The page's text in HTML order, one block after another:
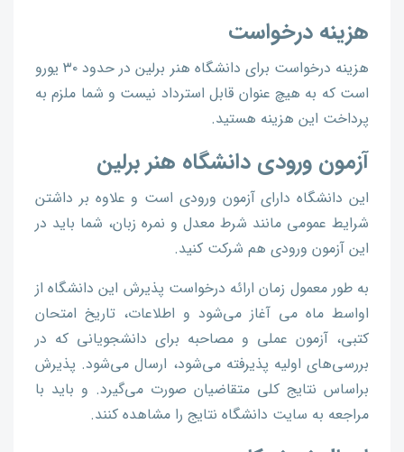
هزینه درخواست
هزینه درخواست برای دانشگاه هنر برلین در حدود ۳۰ یورو
است که به هیچ عنوان قابل استرداد نیست و شما ملزم به
پرداخت این هزینه هستید.
آزمون ورودی دانشگاه هنر برلین
این دانشگاه دارای آزمون ورودی است و علاوه بر داشتن
شرایط عمومی مانند شرط معدل و نمره زبان، شما باید در
این آزمون ورودی هم شرکت کنید.
به طور معمول زمان ارائه درخواست پذیرش این دانشگاه از
اواسط ماه می آغاز می‌شود و اطلاعات، تاریخ امتحان
کتبی، آزمون عملی و مصاحبه برای دانشجویانی که در
بررسی‌های اولیه پذیرفته می‌شود، ارسال می‌شود. پذیرش
براساس نتایج کلی متقاضیان صورت می‌گیرد. و باید با
مراجعه به سایت دانشگاه نتایج را مشاهده کنند.